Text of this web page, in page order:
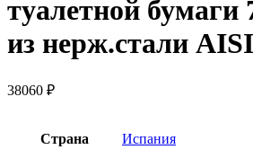
туалетной бумаги
из нерж.стали
38060 ₽
Страна Испания